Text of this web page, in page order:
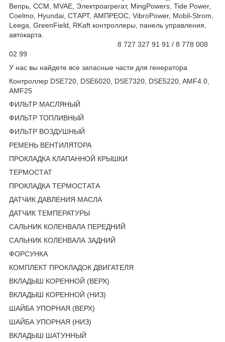
Вепрь, CCM, MVAE, Электроагрегат, MingPowers, Tide Power,
Coelmo, Hyundai, СТАРТ, АМПРЕОС, VibroPower, Mobil-Strom,
Leega, GreenField, RKaft контроллеры, панель управления,
автокарта.
8 727 327 91 91 / 8 778 008
02 99
У нас вы найдете все запасные части для генератора
Контроллер DSE720, DSE6020, DSE7320, DSE5220, AMF4.0,
AMF25
ФИЛЬТР МАСЛЯНЫЙ
ФИЛЬТР ТОПЛИВНЫЙ
ФИЛЬТР ВОЗДУШНЫЙ
РЕМЕНЬ ВЕНТИЛЯТОРА
ПРОКЛАДКА КЛАПАННОЙ КРЫШКИ
ТЕРМОСТАТ
ПРОКЛАДКА ТЕРМОСТАТА
ДАТЧИК ДАВЛЕНИЯ МАСЛА
ДАТЧИК ТЕМПЕРАТУРЫ
САЛЬНИК КОЛЕНВАЛА ПЕРЕДНИЙ
САЛЬНИК КОЛЕНВАЛА ЗАДНИЙ
ФОРСУНКА
КОМПЛЕКТ ПРОКЛАДОК ДВИГАТЕЛЯ
ВКЛАДЫШ КОРЕННОЙ (ВЕРХ)
ВКЛАДЫШ КОРЕННОЙ (НИЗ)
ШАЙБА УПОРНАЯ (ВЕРХ)
ШАЙБА УПОРНАЯ (НИЗ)
ВКЛАДЫШ ШАТУННЫЙ